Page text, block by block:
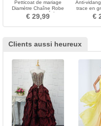
Petticoat de mariage
Diamètre Chaîne Robe
pleine Ajustable Élégant
€ 29,99
Anti-
trace en
poitrine
€
Clients aussi heureux